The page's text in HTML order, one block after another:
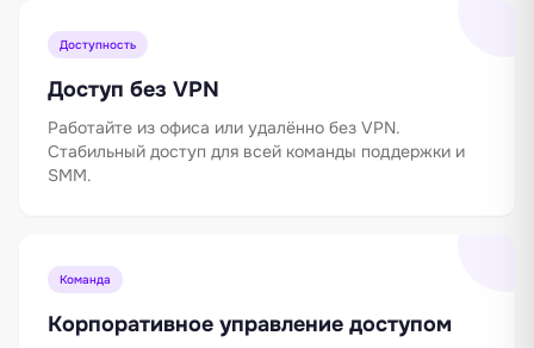
Доступность
Доступ без VPN
Работайте из офиса или удалённо без VPN.
Стабильный доступ для всей команды поддержки и
SMM.
Команда
Корпоративное управление доступом